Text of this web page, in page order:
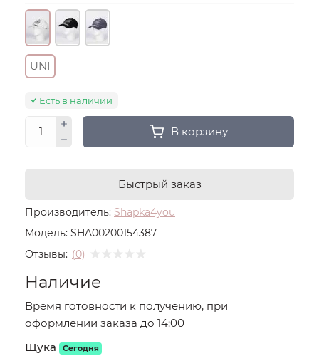
Производитель: Shapka4you
Модель: SHA00200154387
Отзывы: (0)
UNI
Есть в наличии
В корзину
Быстрый заказ
Наличие
Время готовности к получению, при
оформлении заказа до 14:00
Щука
Сегодня